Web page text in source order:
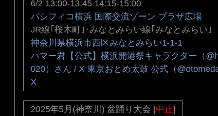
6/2 13:00-13:45 14:15-15:00
パシフィコ横浜 国際交流ゾーン プラザ広場
JR線｢桜木町｣･みなとみらい線｢みなとみらい｣
神奈川県横浜市西区みなとみらい1-1-1
ハマー君【公式】横浜開港祭キャラクター（
020）さん / X 東京おとめ太鼓 公式（
X
2025年5月(神奈川) 盆踊り大会 [中止]